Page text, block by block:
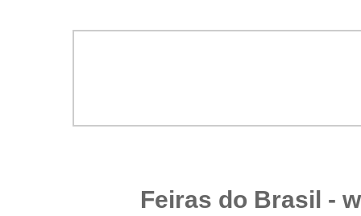
Feiras do Brasil -